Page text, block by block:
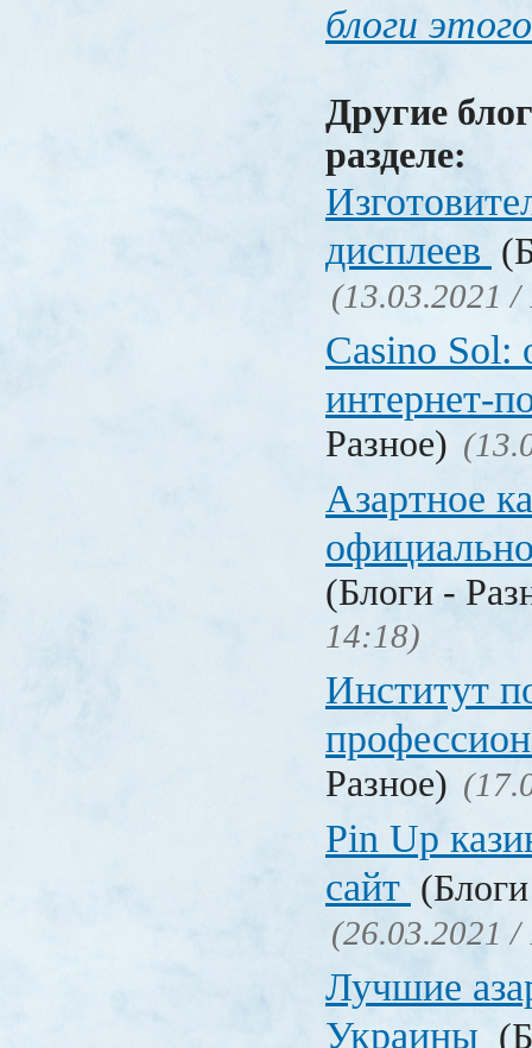
блоги
Другие
разделе:
дисплеев
(13.03.2021 /
Casino Sol:
интернет-
Разное)
Азартное
(Блоги -
14:18)
Институт
Разное)
Pin Up
сайт
(26.03.2021 /
Лучшие
Украины